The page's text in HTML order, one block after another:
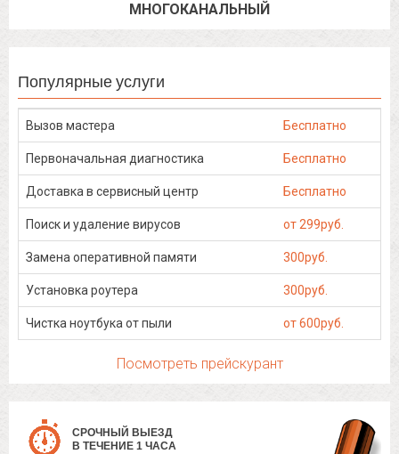
МНОГОКАНАЛЬНЫЙ
Популярные услуги
Вызов мастера Бесплатно
Первоначальная диагностика Бесплатно
Доставка в сервисный центр Бесплатно
Поиск и удаление вирусов от 299руб.
Замена оперативной памяти 300руб.
Установка роутера 300руб.
Чистка ноутбука от пыли от 600руб.
Посмотреть прейскурант
СРОЧНЫЙ ВЫЕЗД
В ТЕЧЕНИЕ 1 ЧАСА